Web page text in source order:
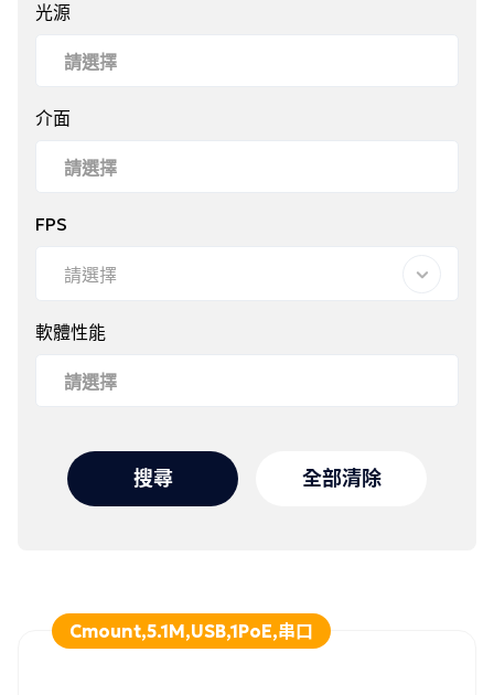
光源
介面
FPS
請選擇
軟體性能
搜尋 全部清除
Cmount,5.1M,USB,1PoE,串口